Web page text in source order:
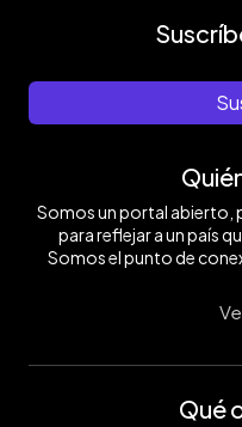
Somos un portal abierto,
para reflejar a un país
Somos el punto de
Qué